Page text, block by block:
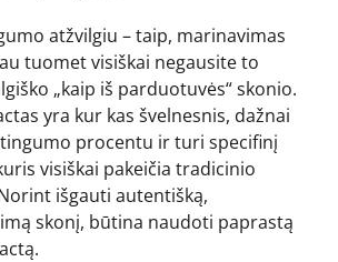
atžvilgiu – taip, marinavimas
tuomet visiškai negausite to
„kaip iš parduotuvės“ skonio.
yra kur kas švelnesnis, dažnai
procentu ir turi specifinį
visiškai pakeičia tradicinio
išgauti autentišką,
skonį, būtina naudoti paprastą